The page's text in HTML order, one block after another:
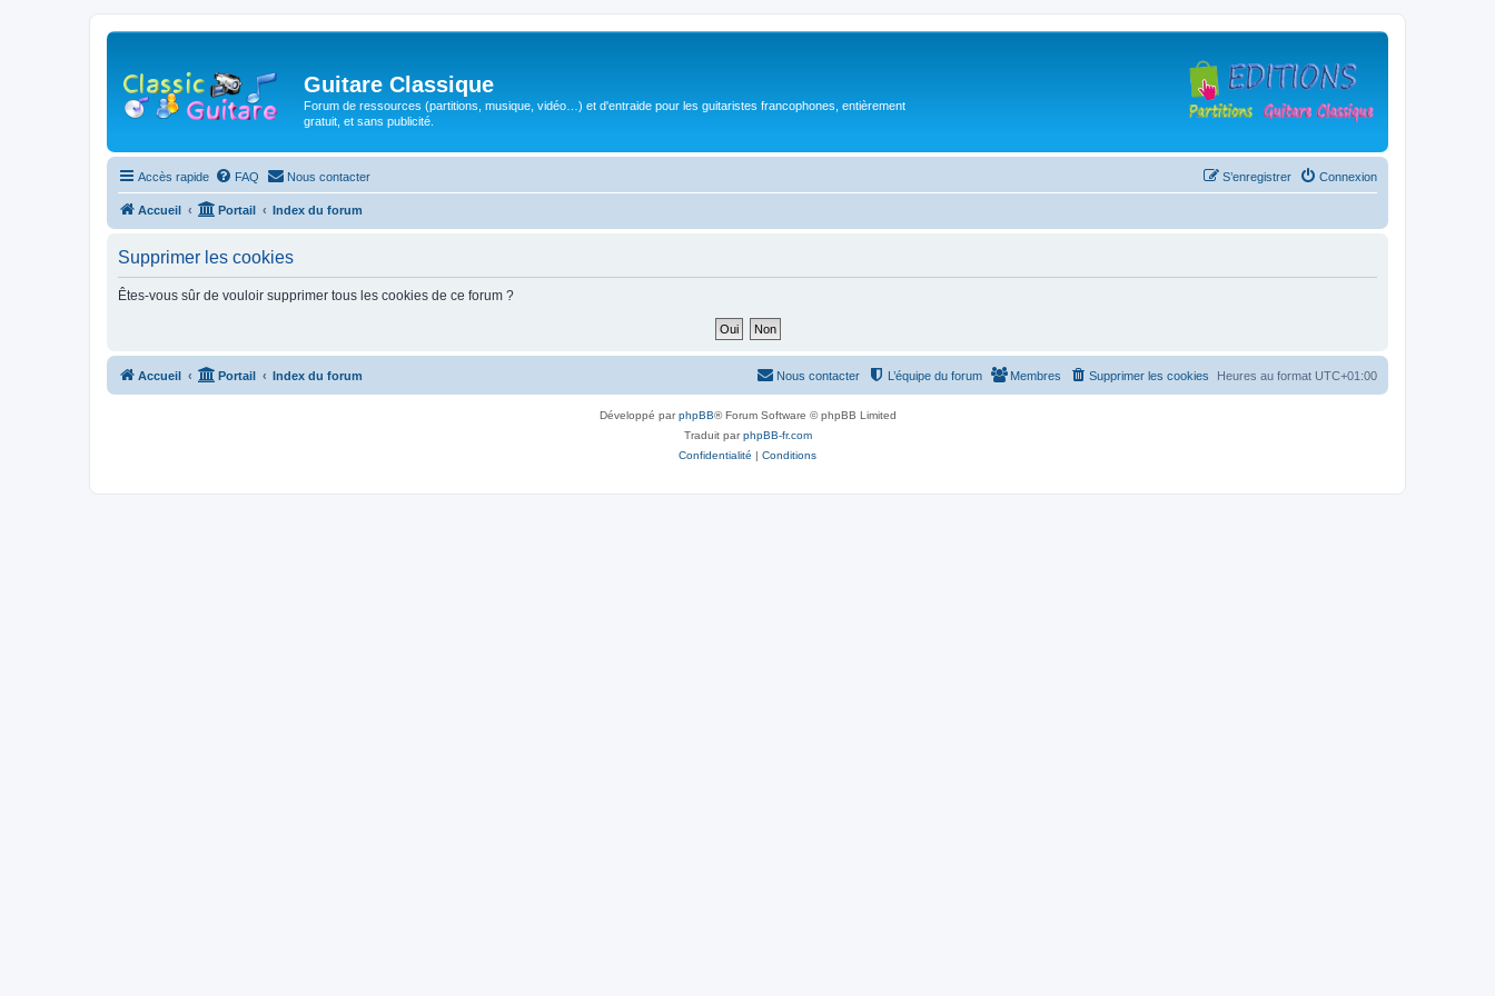
Guitare Classique
Forum de ressources (partitions, musique, vidéo…) et d'entraide pour les guitaristes francophones, entièrement
gratuit, et sans publicité.
Accès rapide FAQ Nous contacter Connexion
S’enregistrer
Accueil Portail Index du forum
Supprimer les cookies
Êtes-vous sûr de vouloir supprimer tous les cookies de ce forum ?
Accueil Portail Index du forum Heures au format UTC+01:00
Supprimer les cookies
Membres
L’équipe du forum
Nous contacter
Développé parphpBB® Forum Software © phpBB Limited
Traduit parphpBB-fr.com
Confidentialité | Conditions